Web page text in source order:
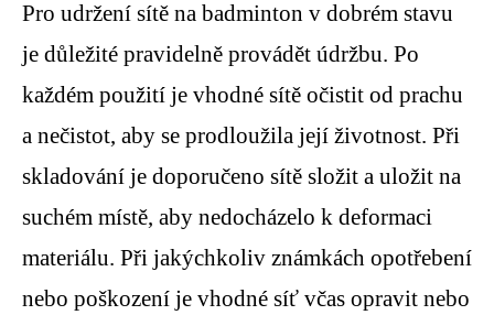
Pro udržení sítě na badminton v dobrém stavu
je důležité pravidelně provádět údržbu. Po
každém použití je vhodné sítě očistit od prachu
a nečistot, aby se prodloužila její životnost. Při
skladování je doporučeno sítě složit a uložit na
suchém místě, aby nedocházelo k deformaci
materiálu. Při jakýchkoliv známkách opotřebení
nebo poškození je vhodné síť včas opravit nebo